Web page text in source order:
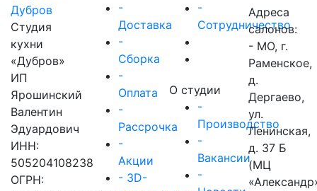
Студия
кухни
«Дубров»
ИП
Ярошинский
Валентин
Эдуардович
ИНН:
505204108238
ОГРН:
-
Доставка
-
Сборка
-
Оплата
-
Рассрочка
-
Акции
- 3D-
-
Сотрудничество
О студии
-
Производство
-
Вакансии
-
Адреса
салонов:
- МО, г.
Раменское,
д.
Дергаево,
ул.
Ленинская,
д. 37 Б
(МЦ